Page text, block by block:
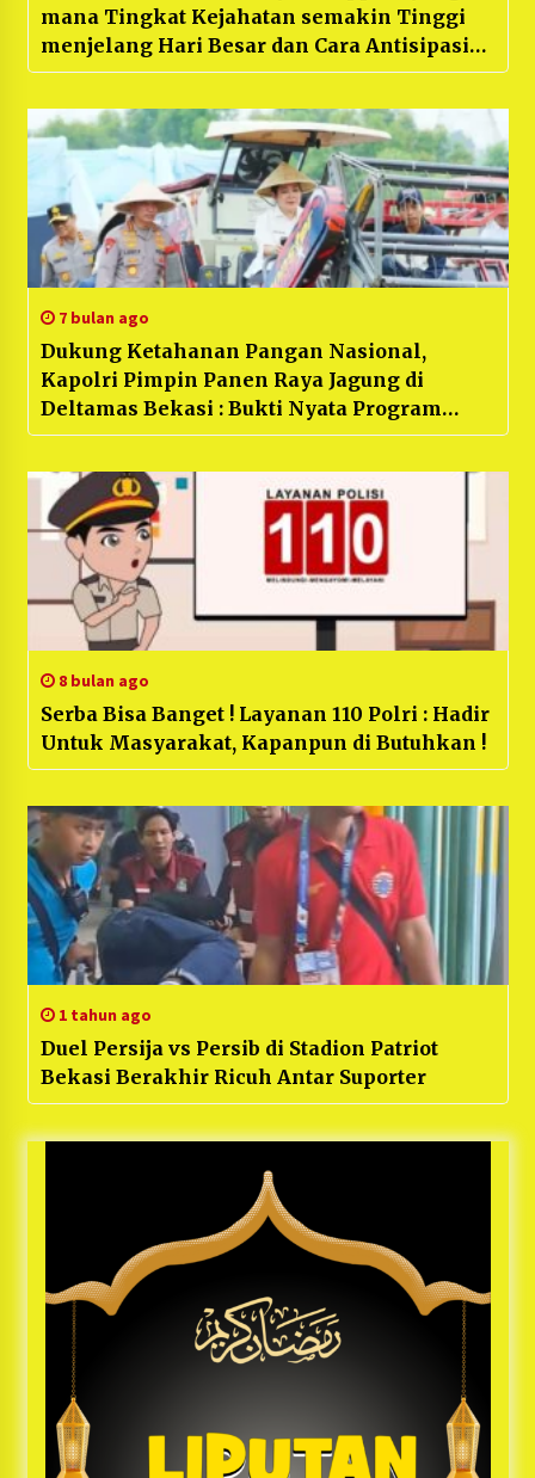
mana Tingkat Kejahatan semakin Tinggi
menjelang Hari Besar dan Cara Antisipasi
diri
7 bulan ago
Dukung Ketahanan Pangan Nasional,
Kapolri Pimpin Panen Raya Jagung di
Deltamas Bekasi : Bukti Nyata Program
Swasembada Presiden
8 bulan ago
Serba Bisa Banget ! Layanan 110 Polri : Hadir
Untuk Masyarakat, Kapanpun di Butuhkan !
1 tahun ago
Duel Persija vs Persib di Stadion Patriot
Bekasi Berakhir Ricuh Antar Suporter